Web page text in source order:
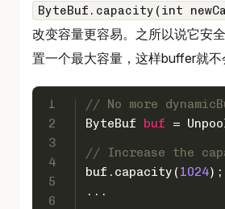
ByteBuf.capacity(int
改变容量更容易。之所以说它安
置一个最大容量，这样buffer就
1
2
3
4
5
6
// No more
ByteBuf
buf =
// Increase the
buf.capacity(1024);
...